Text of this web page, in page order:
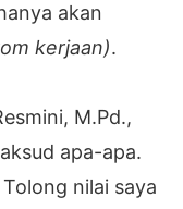
akan
kerjaan).
M.Pd.,
apa-apa.
nilai saya